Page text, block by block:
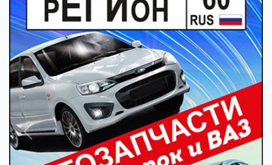
Previous Next